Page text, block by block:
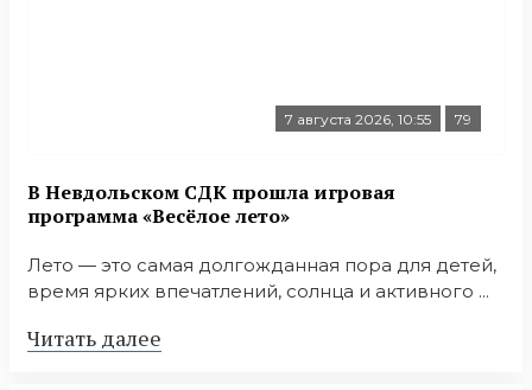
7 августа 2026, 10:55 79
В Невдольском СДК прошла игровая
программа «Весёлое лето»
Лето — это самая долгожданная пора для детей,
время ярких впечатлений, солнца и активного ...
Читать далее